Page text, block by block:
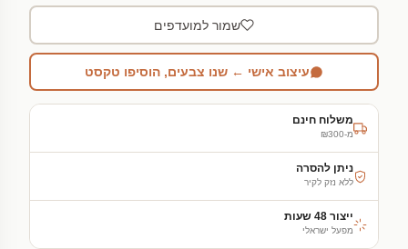
שמור למועדפים
עיצוב אישי ← שנו צבעים, הוסיפו טקסט
משלוח חינם
מ-₪300
ניתן להסרה
ללא נזק לקיר
ייצור 48 שעות
מפעל ישראלי